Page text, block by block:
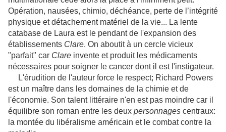
Opération, nausées, chimio, déchéance, perte de l’intégrité
physique et détachement matériel de la vie... La lente
catabase de Laura est le pendant de l'expansion des
établissements Clare. On aboutit à un cercle vicieux
"parfait" car Clare invente et produit les médicaments
nécessaires pour soigner le cancer dont il est l'instigateur.
L'érudition de l'auteur force le respect; Richard Powers
est un maître dans les domaines de la chimie et de
l'économie. Son talent littéraire n'en est pas moindre car il
équilibre son roman entre les deux personnages centraux:
la montée du libéralisme américain et le combat contre la